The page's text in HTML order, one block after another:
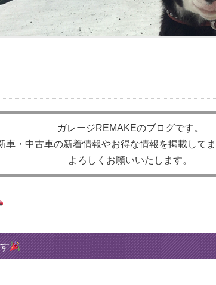
ガレージREMAKEのブログです。
車・中古車の新着情報やお得な情報を掲載してま
よろしくお願いいたします。